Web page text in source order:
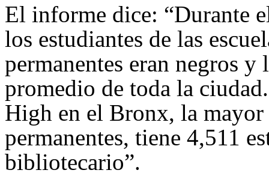
El informe dice: “Durante
los estudiantes de las
permanentes eran negros
promedio de toda la
High en el Bronx, la mayor
permanentes, tiene 4,511
bibliotecario”.